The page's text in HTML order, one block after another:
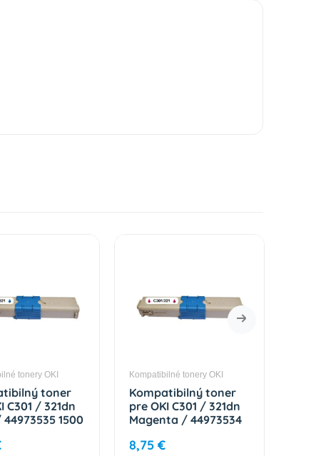
tonery OKI
toner
C301 / 321dn
1500
Kompatibilné tonery OKI
Kompatibilný toner
pre OKI C301 / 321dn
Magenta / 44973534
8,75 €